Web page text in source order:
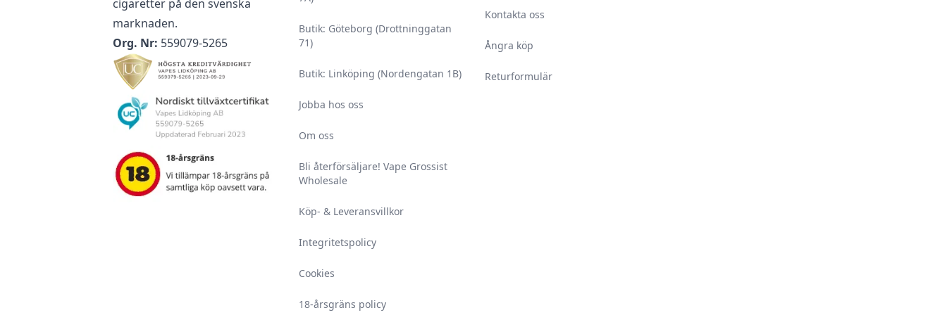
Denna produkt är endast avsedd för vuxna rökare.
För optimal livslängd på din nikotinvätska bör den förvaras i 12 °C.
Förvara all din utrustning och alla nikotinvaror utom räckhåll för barn och
Läs igenom säkerhetsbilagan innan användning.
Uppsök alltid läkare och/eller akutmottagning om du misstänker att ditt
barn fått i sig nikotin, då det är väldigt skadligt för icke-vuxna personer.
Upplever du ihållande biverkningar som är angivna i säkerhetsbilagan,
vänligen uppsök läkare och ta med förpackningen samt säkerhetsbilagan.
E-vätskor med nikotin har en hållbarhet på minst 2 år vid oöppnad
bortom solljus mellan 5-25 °C på en torr och mörk plats.
cigaretter på den svenska
marknaden.
Org. Nr: 559079-5265
Butik: Göteborg (Drottninggatan
71)
Butik: Linköping (Nordengatan 1B)
Jobba hos oss
Om oss
Bli återförsäljare! Vape Grossist
Wholesale
Köp- & Leveransvillkor
Integritetspolicy
Cookies
18-årsgräns policy
Kontakta oss
Ångra köp
Returformulär